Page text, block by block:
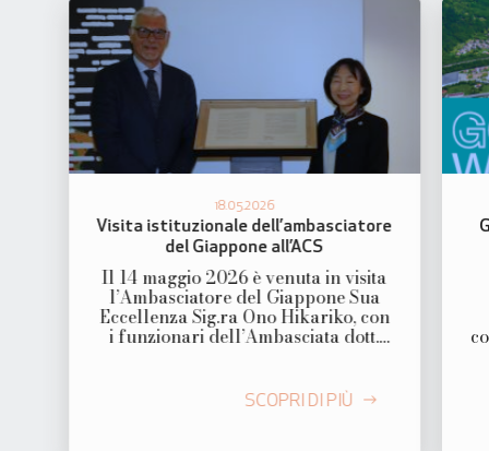
18.05.2026
Visita istituzionale dell’ambasciatore
del Giappone all’ACS
Il 14 maggio 2026 è venuta in visita
l’Ambasciatore del Giappone Sua
Eccellenza Sig.ra Ono Hikariko, con
i funzionari dell’Ambasciata dott.
Sovrintendente dott. Gabriele
Capone, la dott.Ssa Simonetta Ceglie
SCOPRI DI PIÙ